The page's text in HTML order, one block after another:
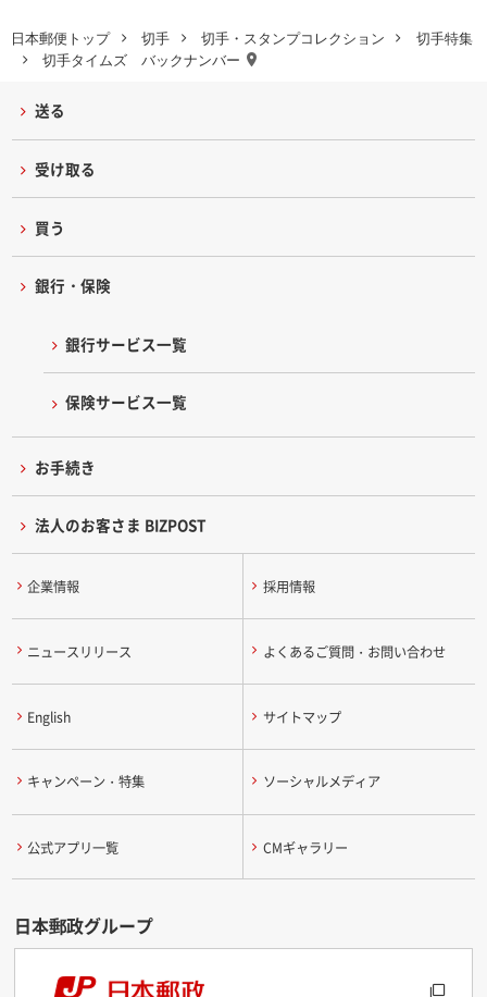
日本郵便トップ 切手 切手・スタンプコレクション
切手特集
切手タイムズ バックナンバー
送る
受け取る
買う
銀行・保険
銀行サービス一覧
保険サービス一覧
お手続き
法人のお客さま BIZPOST
企業情報 採用情報
ニュースリリース よくあるご質問・お問い合わせ
English サイトマップ
キャンペーン・特集 ソーシャルメディア
公式アプリ一覧 CMギャラリー